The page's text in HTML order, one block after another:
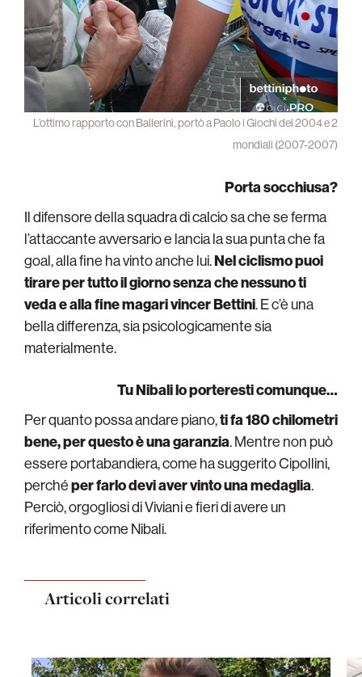
L’ottimo rapporto con Ballerini, portò a Paolo i Giochi del 2004 e 2
mondiali (2007-2007)
Porta socchiusa?
Il difensore della squadra di calcio sa che se ferma
l’attaccante avversario e lancia la sua punta che fa
goal, alla fine ha vinto anche lui.Nel ciclismo puoi
tirare per tutto il giorno senza che nessuno ti
veda e alla fine magari vincer Bettini. E c’è una
bella differenza, sia psicologicamente sia
materialmente.
Tu Nibali lo porteresti comunque…
Per quanto possa andare piano,ti fa 180 chilometri
bene, per questo è una garanzia. Mentre non può
essere portabandiera, come ha suggerito Cipollini,
perchéper farlo devi aver vinto una medaglia.
Perciò, orgogliosi di Viviani e fieri di avere un
riferimento come Nibali.
Articoli correlati